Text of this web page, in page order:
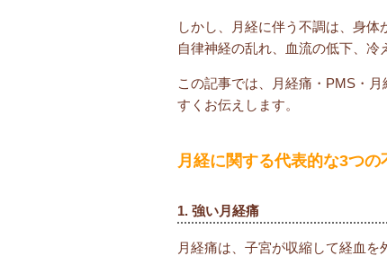
しかし、月経に伴う不調は、身体
自律神経の乱れ、血流の低下、冷
この記事では、月経痛・PMS・
すくお伝えします。
月経に関する代表的な3つの
1. 強い月経痛
月経痛は、子宮が収縮して経血